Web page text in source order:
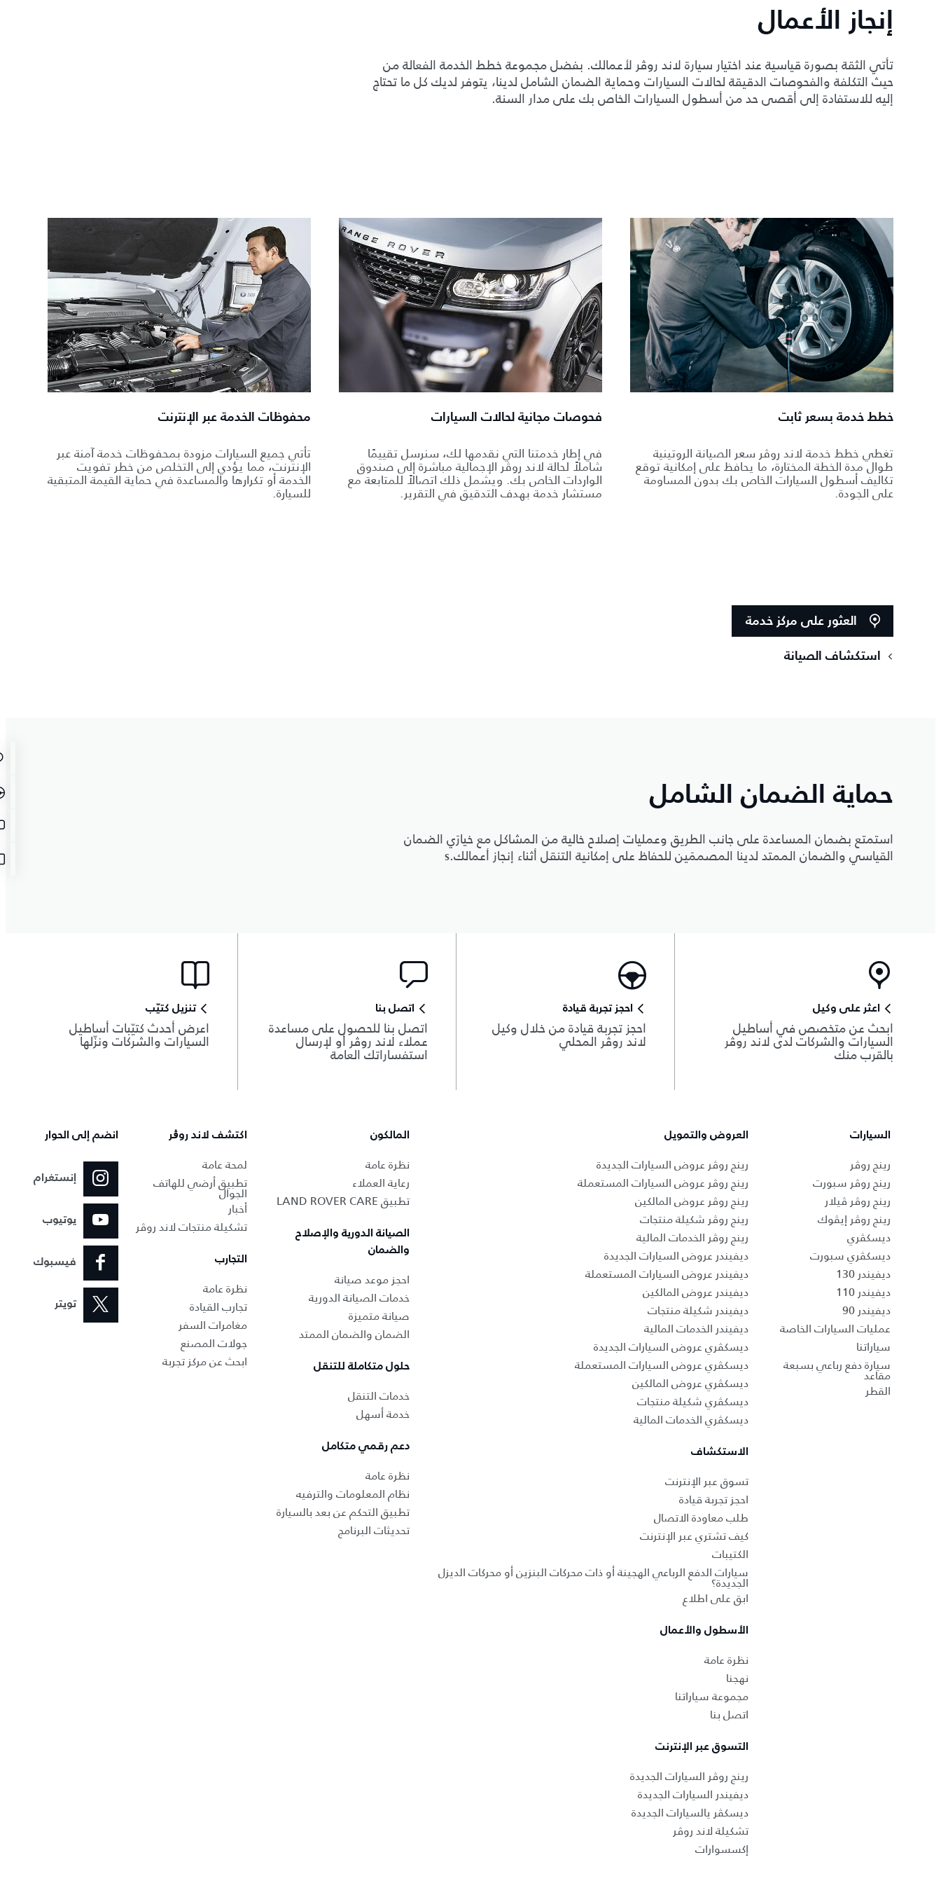
إنجاز الأعمال
تأتي الثقة بصورة قياسية عند اختيار سيارة لاند روڤر لأعمالك. بفضل مجموعة خطط الخدمة الفعالة من
حيث التكلفة والفحوصات الدقيقة لحالات السيارات وحماية الضمان الشامل لدينا، يتوفر لديك كل ما تحتاج
إليه للاستفادة إلى أقصى حد من أسطول السيارات الخاص بك على مدار السنة.
خطط خدمة بسعر ثابت
تغطي خطط خدمة لاند روڤر سعر الصيانة الروتينية
طوال مدة الخطة المختارة، ما يحافظ على إمكانية توقع
تكاليف أسطول السيارات الخاص بك بدون المساومة
على الجودة.
فحوصات مجانية لحالات السيارات
في إطار خدمتنا التي نقدمها لك، سنرسل تقييمًا
شاملاً لحالة لاند روڤر الإجمالية مباشرة إلى صندوق
الواردات الخاص بك. ويشمل ذلك اتصالاً للمتابعة مع
مستشار خدمة بهدف التدقيق في التقرير.
محفوظات الخدمة عبر الإنترنت
تأتي جميع السيارات مزودة بمحفوظات خدمة آمنة عبر
الإنترنت، مما يؤدي إلى التخلص من خطر تفويت
الخدمة أو تكرارها والمساعدة في حماية القيمة المتبقية
للسيارة.
العثور على مركز خدمة
استكشاف الصيانة
حماية الضمان الشامل
استمتع بضمان المساعدة على جانب الطريق وعمليات إصلاح خالية من المشاكل مع خيارَي الضمان
القياسي والضمان الممتد لدينا المصممَين للحفاظ على إمكانية التنقل أثناء إنجاز أعمالك.s
اعثر على وكيل
ابحث عن متخصص في أساطيل
السيارات والشركات لدى لاند روڤر
بالقرب منك
احجز تجربة قيادة
احجز تجربة قيادة من خلال وكيل
لاند روڤر المحلي
اتصل بنا
اتصل بنا للحصول على مساعدة
عملاء لاند روڤر أو لإرسال
استفساراتك العامة
تنزيل كتيّب
اعرض أحدث كتيّبات أساطيل
السيارات والشركات ونزّلها
السيارات
رينج روڤر
رينج روڤر سبورت
رينج روڤر ڤيلار
رينج روڤر إيڤوك
ديسكڤري
ديسكڤري سبورت
ديفيندر 130
ديفيندر 110
ديفيندر 90
عمليات السيارات الخاصة
سياراتنا
سيارة دفع رباعي بسبعة
مقاعد
القطر
العروض والتمويل
رينج روڤر عروض السيارات الجديدة
رينج روڤر عروض السيارات المستعملة
رينج روڤر عروض المالكين
رينج روڤر شكيلة منتجات
رينج روڤر الخدمات المالية
ديفيندر عروض السيارات الجديدة
ديفيندر عروض السيارات المستعملة
ديفيندر عروض المالكين
ديفيندر شكيلة منتجات
ديفيندر الخدمات المالية
ديسكڤري عروض السيارات الجديدة
ديسكڤري عروض السيارات المستعملة
ديسكڤري عروض المالكين
ديسكڤري شكيلة منتجات
ديسكڤري الخدمات المالية
الاستكشاف
تسوق عبر الإنترنت
احجز تجربة قيادة
طلب معاودة الاتصال
كيف تشتري عبر الإنترنت
الكتيبات
سيارات الدفع الرباعي الهجينة أو ذات محركات البنزين أو محركات الديزل
الجديدة؟
ابق على اطلاع
الأسطول والأعمال
نظرة عامة
نهجنا
مجموعة سياراتنا
اتصل بنا
التسوق عبر الإنترنت
رينج روڤر السيارات الجديدة
ديفيندر السيارات الجديدة
ديسكڤر يالسيارات الجديدة
تشكيلة لاند روڤر
إكسسوارات
المالكون
نظرة عامة
رعاية العملاء
تطبيق LAND ROVER CARE
الصيانة الدورية والإصلاح
والضمان
احجز موعد صيانة
خدمات الصيانة الدورية
صيانة متميزة
الضمان والضمان الممتد
حلول متكاملة للتنقل
خدمات التنقل
خدمة أسهل
دعم رقمي متكامل
نظرة عامة
نظام المعلومات والترفيه
تطبيق التحكم عن بعد بالسيارة
تحديثات البرنامج
اكتشف لاند روڨر
لمحة عامة
تطبيق أرضي للهاتف
الجوال
أخبار
تشكيلة منتجات لاند روڤر
التجارب
نظرة عامة
تجارب القيادة
مغامرات السفر
جولات المصنع
ابحث عن مركز تجربة
انضم إلى الحوار
إنستغرام
يوتيوب
فيسبوك
تويتر